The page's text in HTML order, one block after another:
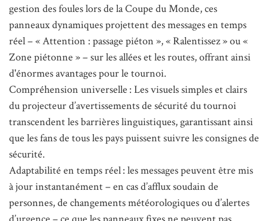
gestion des foules lors de la Coupe du Monde, ces
panneaux dynamiques projettent des messages en temps
réel – « Attention : passage piéton », « Ralentissez » ou «
Zone piétonne » – sur les allées et les routes, offrant ainsi
d'énormes avantages pour le tournoi.
Compréhension universelle : Les visuels simples et clairs
du projecteur d’avertissements de sécurité du tournoi
transcendent les barrières linguistiques, garantissant ainsi
que les fans de tous les pays puissent suivre les consignes de
sécurité.
Adaptabilité en temps réel : les messages peuvent être mis
à jour instantanément – ​​en cas d’afflux soudain de
personnes, de changements météorologiques ou d’alertes